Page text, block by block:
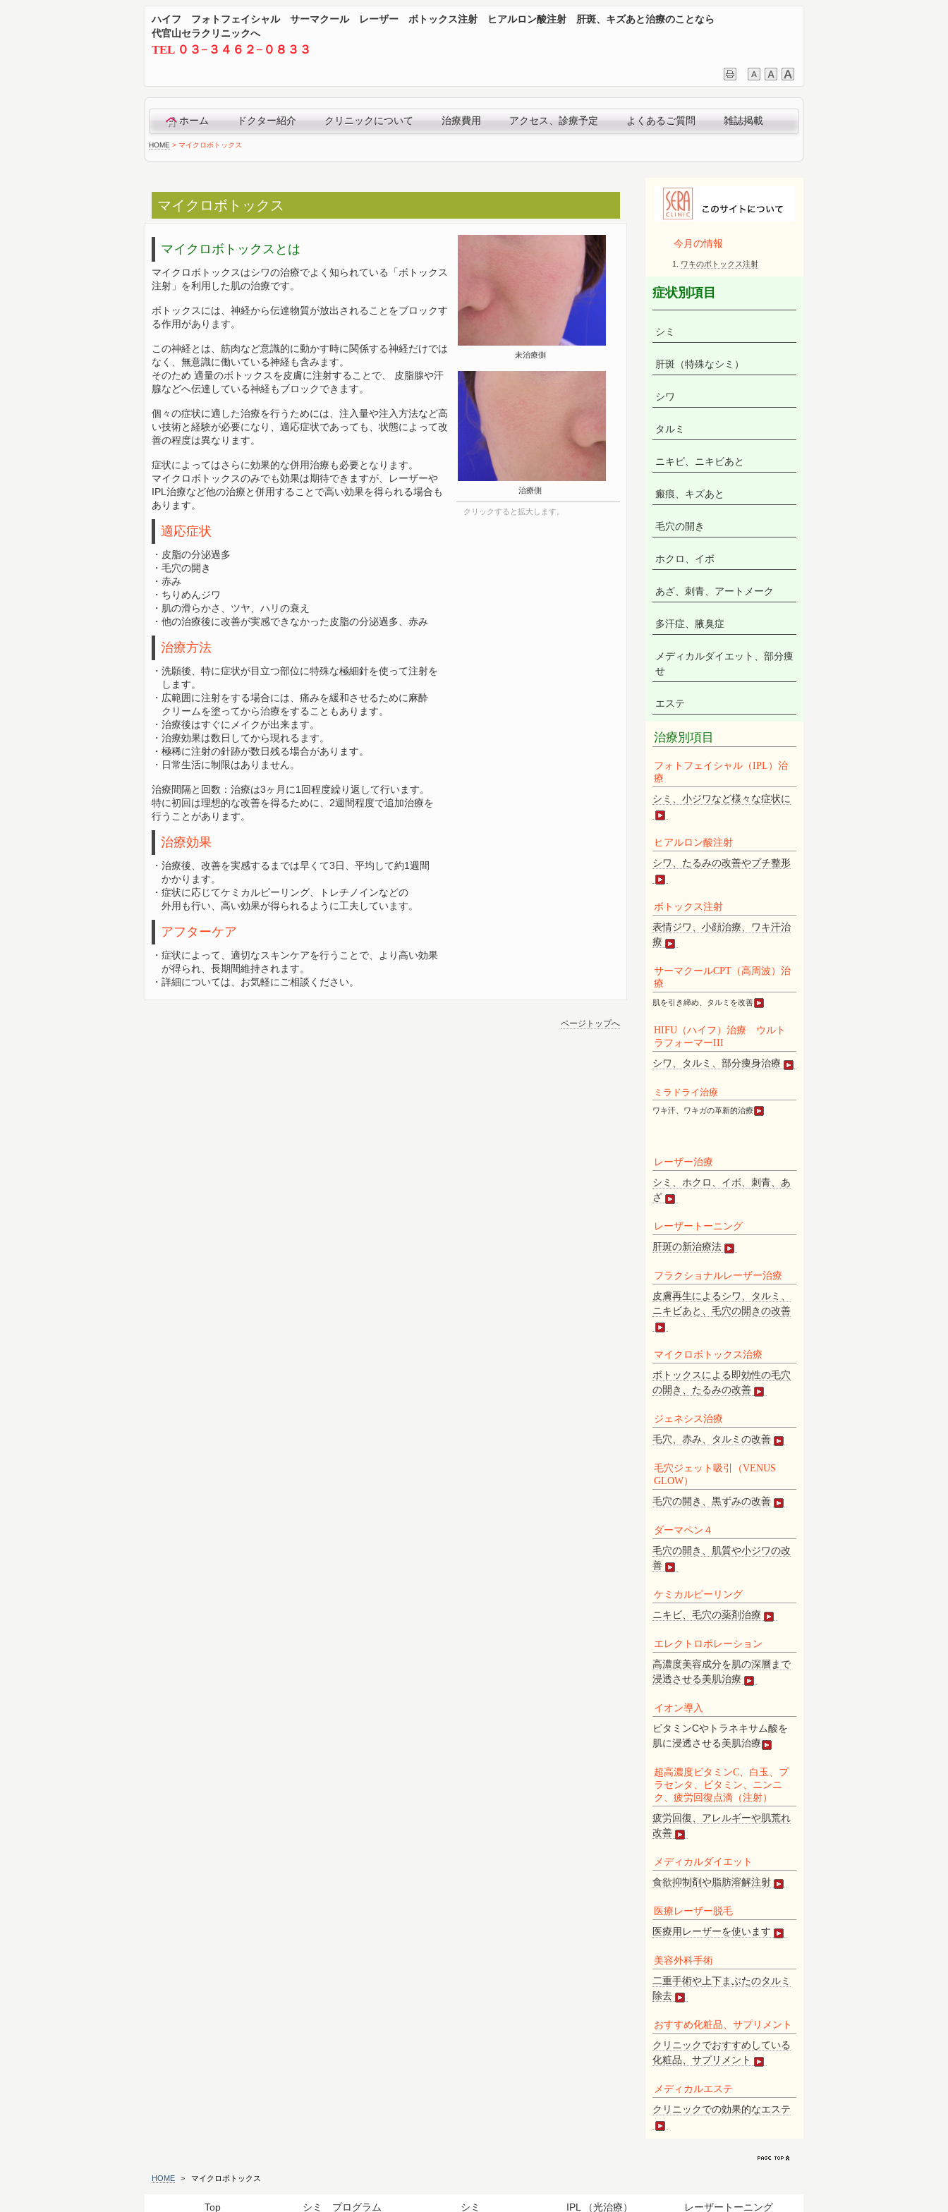
ハイフ フォトフェイシャル サーマクール レーザー ボトックス注射 ヒアルロン酸注射 肝斑、キズあと治療のことなら
代官山セラクリニックへ
TEL ０３−３４６２−０８３３
ホーム ドクター紹介 クリニックについて 治療費用 アクセス、診療予定 よくあるご質問 雑誌掲載
HOME > マイクロボトックス
マイクロボトックス
マイクロボトックスとは
マイクロボトックスはシワの治療でよく知られている「ボトックス
注射」を利用した肌の治療です。
ボトックスには、神経から伝達物質が放出されることをブロックす
る作用があります。
この神経とは、筋肉など意識的に動かす時に関係する神経だけでは
なく、無意識に働いている神経も含みます。
そのため 適量のボトックスを皮膚に注射することで、 皮脂腺や汗
腺などへ伝達している神経もブロックできます。
個々の症状に適した治療を行うためには、注入量や注入方法など高
い技術と経験が必要になり、適応症状であっても、状態によって改
善の程度は異なります。
症状によってはさらに効果的な併用治療も必要となります。
マイクロボトックスのみでも効果は期待できますが、レーザーや
IPL治療など他の治療と併用することで高い効果を得られる場合も
あります。
適応症状
・皮脂の分泌過多
・毛穴の開き
・赤み
・ちりめんジワ
・肌の滑らかさ、ツヤ、ハリの衰え
・他の治療後に改善が実感できなかった皮脂の分泌過多、赤み
治療方法
・洗願後、特に症状が目立つ部位に特殊な極細針を使って注射を
します。
・広範囲に注射をする場合には、痛みを緩和させるために麻酔
クリームを塗ってから治療をすることもあります。
・治療後はすぐにメイクが出来ます。
・治療効果は数日してから現れるます。
・極稀に注射の針跡が数日残る場合があります。
・日常生活に制限はありません。
治療間隔と回数：治療は3ヶ月に1回程度繰り返して行います。
特に初回は理想的な改善を得るために、2週間程度で追加治療を
行うことがあります。
治療効果
・治療後、改善を実感するまでは早くて3日、平均して約1週間
かかります。
・症状に応じてケミカルピーリング、トレチノインなどの
外用 も行い、高い効果が得られるように工夫しています。
アフターケア
・症状によって、適切なスキンケアを行うことで、より高い効果
が得られ、 長期間維持されます。
・詳細については、お気軽にご相談ください。
未治療側
治療側
クリックすると拡大します。
ページトップへ
今月の情報
ワキのボトックス注射
症状別項目
シミ
肝斑（特殊なシミ）
シワ
タルミ
ニキビ、ニキビあと
瘢痕、キズあと
毛穴の開き
ホクロ、イボ
あざ、刺青、アートメーク
多汗症、腋臭症
メディカルダイエット、部分痩
せ
エステ
治療別項目
フォトフェイシャル（IPL）治
療
シミ、小ジワなど様々な症状に
ヒアルロン酸注射
シワ、たるみの改善やプチ整形
ボトックス注射
表情ジワ、小顔治療、ワキ汗治
療
サーマクールCPT（高周波）治
療
肌を引き締め、タルミを改善
HIFU（ハイフ）治療 ウルト
ラフォーマーIII
シワ、タルミ、部分痩身治療
ミラドライ治療
ワキ汗、ワキガの革新的治療
レーザー治療
シミ、ホクロ、イボ、刺青、あ
ざ
レーザートーニング
肝斑の新治療法
フラクショナルレーザー治療
皮膚再生によるシワ、タルミ、
ニキビあと、毛穴の開きの改善
マイクロボトックス治療
ボトックスによる即効性の毛穴
の開き、たるみの改善
ジェネシス治療
毛穴、赤み、タルミの改善
毛穴ジェット吸引（VENUS
GLOW）
毛穴の開き、黒ずみの改善
ダーマペン４
毛穴の開き、肌質や小ジワの改
善
ケミカルピーリング
ニキビ、毛穴の薬剤治療
エレクトロポレーション
高濃度美容成分を肌の深層まで
浸透させる美肌治療
イオン導入
ビタミンCやトラネキサム酸を
肌に浸透させる美肌治療
超高濃度ビタミンC、白玉、プ
ラセンタ、ビタミン、ニンニ
ク、疲労回復点滴（注射）
疲労回復、アレルギーや肌荒れ
改善
メディカルダイエット
食欲抑制剤や脂肪溶解注射
医療レーザー脱毛
医療用レーザーを使います
美容外科手術
二重手術や上下まぶたのタルミ
除去
おすすめ化粧品、サプリメント
クリニックでおすすめしている
化粧品、サプリメント
メディカルエステ
クリニックでの効果的なエステ
HOME > マイクロボトックス
Top シミ プログラム シミ IPL （光治療） レーザートーニング